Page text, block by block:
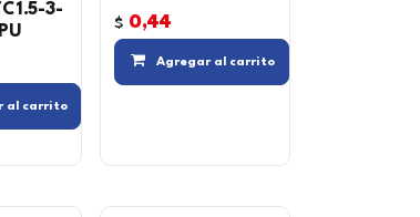
Agregar a la lista de deseos
3-
al carrito
$ 0,44
Agregar al carrito